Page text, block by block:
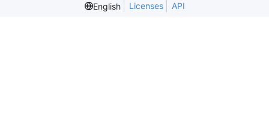
English
Licenses API